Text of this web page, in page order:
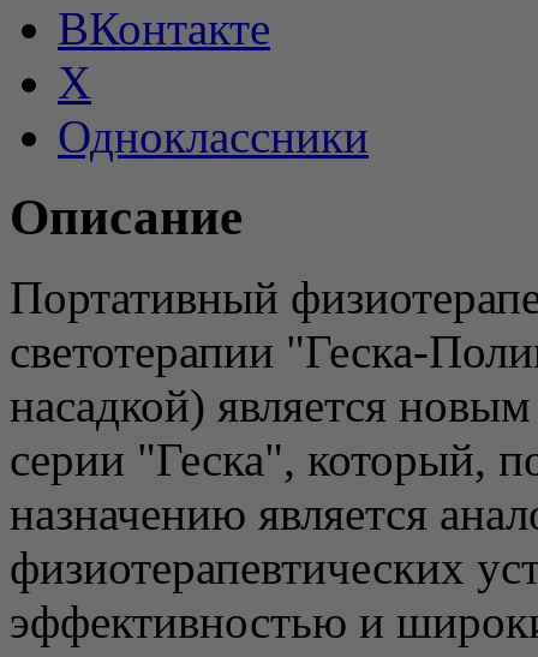
ВКонтакте
X
Одноклассники
Описание
Портативный
светотерапии "Геска-
насадкой) является
серии "Геска", который,
назначению является
физиотерапевтических
эффективностью и